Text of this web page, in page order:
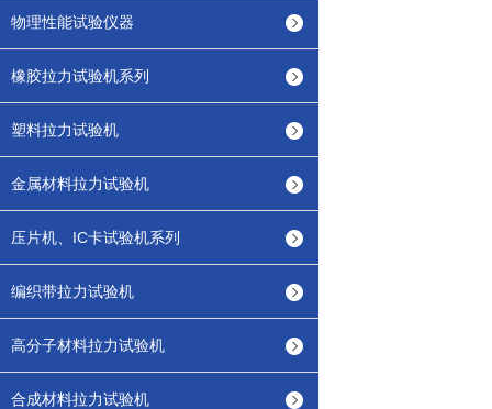
物理性能试验仪器
橡胶拉力试验机系列
塑料拉力试验机
金属材料拉力试验机
压片机、IC卡试验机系列
编织带拉力试验机
高分子材料拉力试验机
合成材料拉力试验机